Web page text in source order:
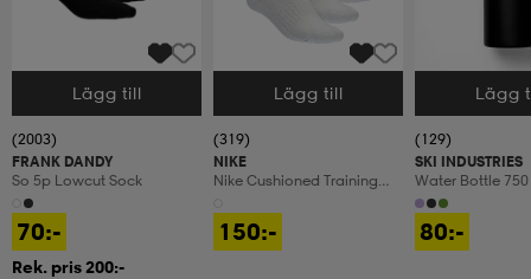
Välj storlek
Lägg till
(2003)
FRANK DANDY
So 5p Lowcut Sock
70:-
Rek. pris 200:-
Välj storlek
Lägg till
(319)
NIKE
Nike Cushioned Training
150:-
Välj storlek
Lägg
(129)
SKI INDUSTRIES
Water Bottle 750
80:-